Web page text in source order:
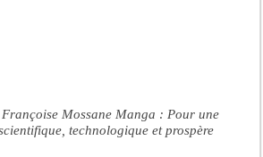
Mossane Manga : Pour une
technologique et prospère